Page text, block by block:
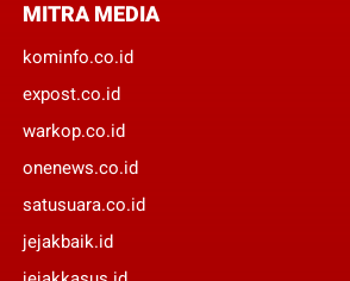
MITRA MEDIA
kominfo.co.id
expost.co.id
warkop.co.id
onenews.co.id
satusuara.co.id
jejakbaik.id